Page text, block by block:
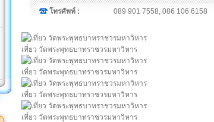
โทรศัพท์ : 089 901 7558, 086 106 6158
เที่ยว วัดพระพุทธบาทราชวรมหาวิหาร
เที่ยว วัดพระพุทธบาทราชวรมหาวิหาร
เที่ยว วัดพระพุทธบาทราชวรมหาวิหาร
เที่ยว วัดพระพุทธบาทราชวรมหาวิหาร